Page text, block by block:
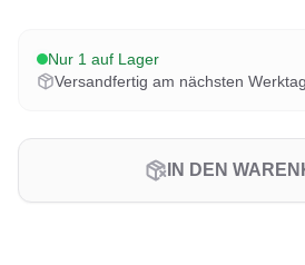
Nur 1 auf Lager
Versandfertig am nächsten Werktag
IN DEN